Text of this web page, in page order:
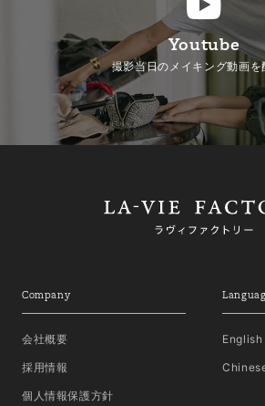
Youtube
撮影当日のメイキング動画を
Company
会社概要
採用情報
個人情報保護方針
English